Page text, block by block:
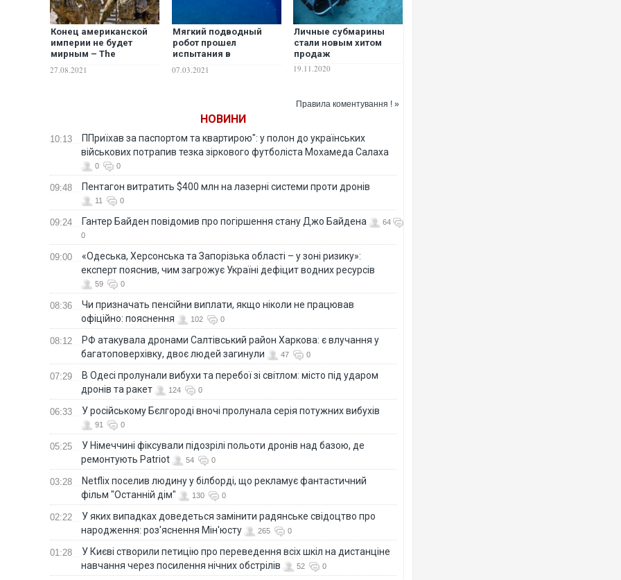
Конец американской
империи не будет
мирным – The
27.08.2021
Мягкий подводный
робот прошел
испытания в
Марианской впадине.
07.03.2021
Личные субмарины
стали новым хитом
продаж
19.11.2020
Правила коментування ! »
НОВИНИ
10:13
ППриїхав за паспортом та квартирою": у полон до українських
військових потрапив тезка зіркового футболіста Мохамеда Салаха
0 0
09:48 Пентагон витратить $400 млн на лазерні системи проти дронів
11 0
09:24 Гантер Байден повідомив про погіршення стану Джо Байдена
64
0
09:00
«Одеська, Херсонська та Запорізька області – у зоні ризику»:
експерт пояснив, чим загрожує Україні дефіцит водних ресурсів
59 0
08:36
Чи призначать пенсійни виплати, якщо ніколи не працював
офіційно: пояснення
102 0
08:12
РФ атакувала дронами Салтівський район Харкова: є влучання у
багатоповерхівку, двоє людей загинули
47 0
07:29
В Одесі пролунали вибухи та перебої зі світлом: місто під ударом
дронів та ракет
124 0
06:33 У російському Бєлгороді вночі пролунала серія потужних вибухів
91 0
05:25
У Німеччині фіксували підозрілі польоти дронів над базою, де
ремонтують Patriot
54 0
03:28
Netflix поселив людину у білборді, що рекламує фантастичний
фільм "Останній дім"
130 0
02:22
У яких випадках доведеться замінити радянське свідоцтво про
народження: роз'яснення Мін'юсту
265 0
01:28
У Києві створили петицію про переведення всіх шкіл на дистанціне
навчання через посилення нічних обстрілів
52 0